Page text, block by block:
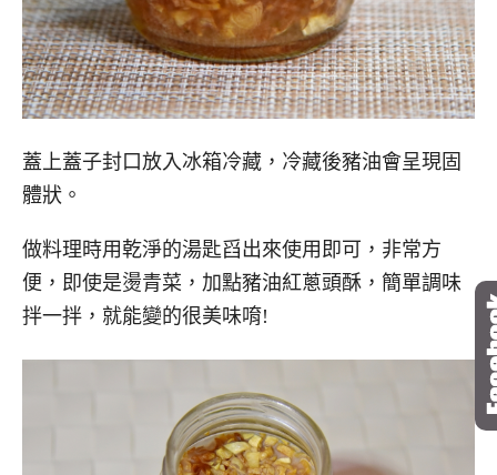
蓋上蓋子封口放入冰箱冷藏，冷藏後豬油會呈現固
體狀。
做料理時用乾淨的湯匙舀出來使用即可，非常方
便，即使是燙青菜，加點豬油紅蔥頭酥，簡單調味
拌一拌，就能變的很美味唷!